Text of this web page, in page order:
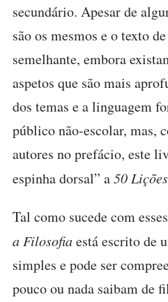
secundário. Apesar de
são os mesmos e o texto
semelhante, embora
aspetos que são mais
dos temas e a linguagem
público não-escolar, mas,
autores no prefácio, este
espinha dorsal” a50
Tal como sucede com
a Filosofiaestá escrito de
simples e pode ser
pouco ou nada saibam de